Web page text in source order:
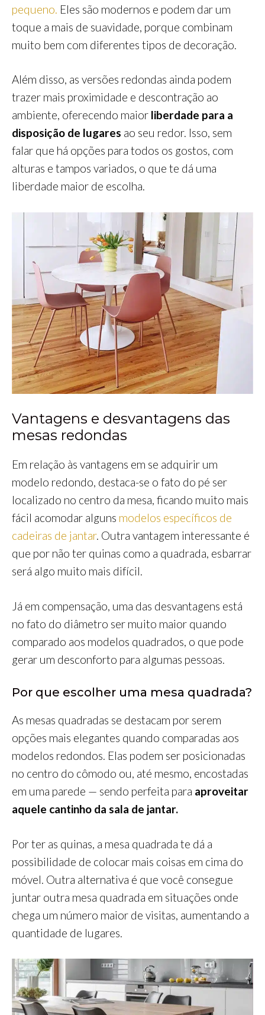
pequeno. Eles são modernos e podem dar um
toque a mais de suavidade, porque combinam
muito bem com diferentes tipos de decoração.
Além disso, as versões redondas ainda podem
trazer mais proximidade e descontração ao
ambiente, oferecendo maior liberdade para a
disposição de lugares ao seu redor. Isso, sem
falar que há opções para todos os gostos, com
alturas e tampos variados, o que te dá uma
liberdade maior de escolha.
Vantagens e desvantagens das
mesas redondas
Em relação às vantagens em se adquirir um
modelo redondo, destaca-se o fato do pé ser
localizado no centro da mesa, ficando muito mais
fácil acomodar alguns modelos específicos de
cadeiras de jantar. Outra vantagem interessante é
que por não ter quinas como a quadrada, esbarrar
será algo muito mais difícil.
Já em compensação, uma das desvantagens está
no fato do diâmetro ser muito maior quando
comparado aos modelos quadrados, o que pode
gerar um desconforto para algumas pessoas.
Por que escolher uma mesa quadrada?
As mesas quadradas se destacam por serem
opções mais elegantes quando comparadas aos
modelos redondos. Elas podem ser posicionadas
no centro do cômodo ou, até mesmo, encostadas
em uma parede — sendo perfeita para aproveitar
aquele cantinho da sala de jantar.
Por ter as quinas, a mesa quadrada te dá a
possibilidade de colocar mais coisas em cima do
móvel. Outra alternativa é que você consegue
juntar outra mesa quadrada em situações onde
chega um número maior de visitas, aumentando a
quantidade de lugares.